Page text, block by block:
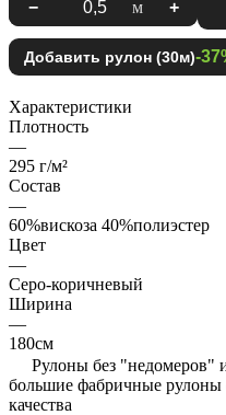
− м +
Добавить рулон (30м)-
Характеристики
Плотность
—
295 г/м²
Состав
—
60%вискоза 40%полиэстер
Цвет
—
Серо-коричневый
Ширина
—
180см
Рулоны без "недомеров"
большие фабричные
качества